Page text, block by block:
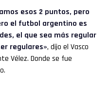
esos 2 puntos, pero
el futbol argentino es
el que sea más regular
regulares», dijo el Vasco
Vélez. Donde se fue